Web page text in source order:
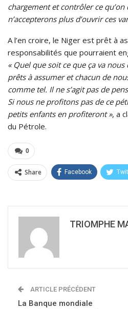
chargement et contrôler ce qu’on
n’accepterons plus d’ouvrir ces
A l’en croire, le Niger est prêt à
responsabilités que pourraient
« Quel que soit ce que ça va
prêts à assumer et chacun de
comme tel. Il ne s’agit pas de
Si nous ne profitons pas de ce
petits enfants en profiteront », a
du Pétrole.
0
Share Facebook
TRIOMPHE
ARTICLE PRÉCÉDENT
La Banque mondiale